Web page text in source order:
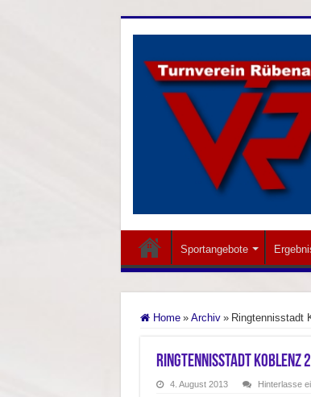
Sportangebote
Home » Archiv » Ringtennisstadt
Ringtennisstadt Koblenz
4. August 2013 Hinterlasse